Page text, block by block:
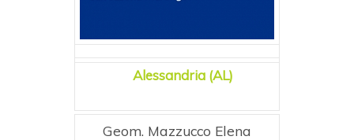
Alessandria (AL)
Geom. Mazzucco Elena